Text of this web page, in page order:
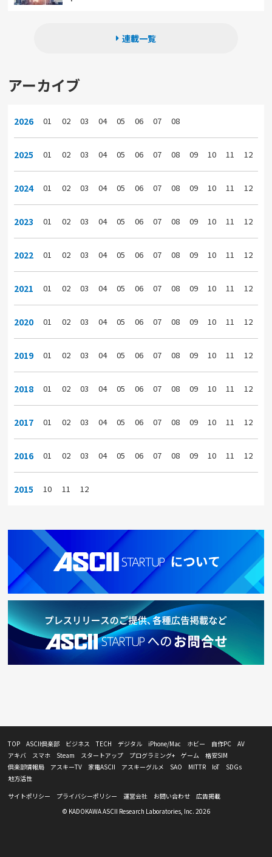
連載一覧
アーカイブ
2026 01 02 03 04 05 06 07 08
2025 01 02 03 04 05 06 07 08 09 10 11 12
2024 01 02 03 04 05 06 07 08 09 10 11 12
2023 01 02 03 04 05 06 07 08 09 10 11 12
2022 01 02 03 04 05 06 07 08 09 10 11 12
2021 01 02 03 04 05 06 07 08 09 10 11 12
2020 01 02 03 04 05 06 07 08 09 10 11 12
2019 01 02 03 04 05 06 07 08 09 10 11 12
2018 01 02 03 04 05 06 07 08 09 10 11 12
2017 01 02 03 04 05 06 07 08 09 10 11 12
2016 01 02 03 04 05 06 07 08 09 10 11 12
2015 10 11 12
TOP ASCII倶楽部 ビジネス TECH デジタル iPhone/Mac ホビー 自作PC
AV
アキバ
スマホ Steam スタートアップ プログラミング+ ゲーム
格安SIM
倶楽部情報局
アスキーTV 家電ASCII アスキーグルメ SAO MITTR IoT
SDGs
地方活性
サイトポリシー
プライバシーポリシー 運営会社 お問い合わせ
広告掲載
© KADOKAWA ASCII Research Laboratories, Inc. 2026